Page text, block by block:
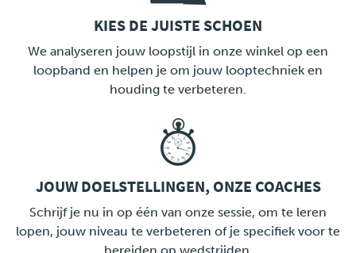
LINK
KIES DE JUISTE SCHOEN
We analyseren jouw loopstijl in onze winkel op een
loopband en helpen je om jouw looptechniek en
houding te verbeteren.
LINK
JOUW DOELSTELLINGEN, ONZE COACHES
Schrijf je nu in op één van onze sessie, om te leren
lopen, jouw niveau te verbeteren of je specifiek voor te